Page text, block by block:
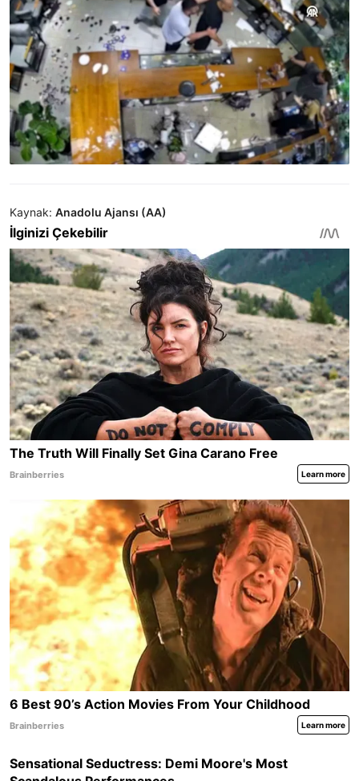
Kaynak: Anadolu Ajansı (AA)